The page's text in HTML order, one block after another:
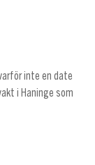
inte en date
i Haninge som